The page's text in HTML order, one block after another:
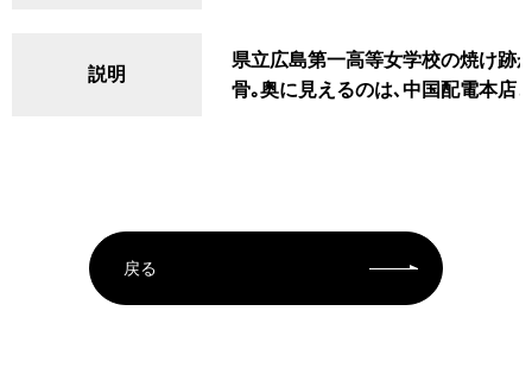
説明
県立広島第一高等女学校の焼け跡
骨｡奥に見えるのは､中国配電本店
戻る